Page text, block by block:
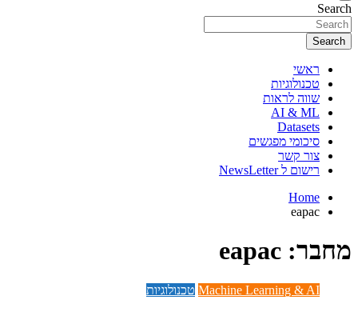
Search
Search
ראשי
טכנולוגיות
שווה לראות
AI & ML
Datasets
סיכומי מפגשים
צור קשר
רישום ל NewsLetter
Home
eapac
מחבר: eapac
Machine Learning & AI טכנולוגיות